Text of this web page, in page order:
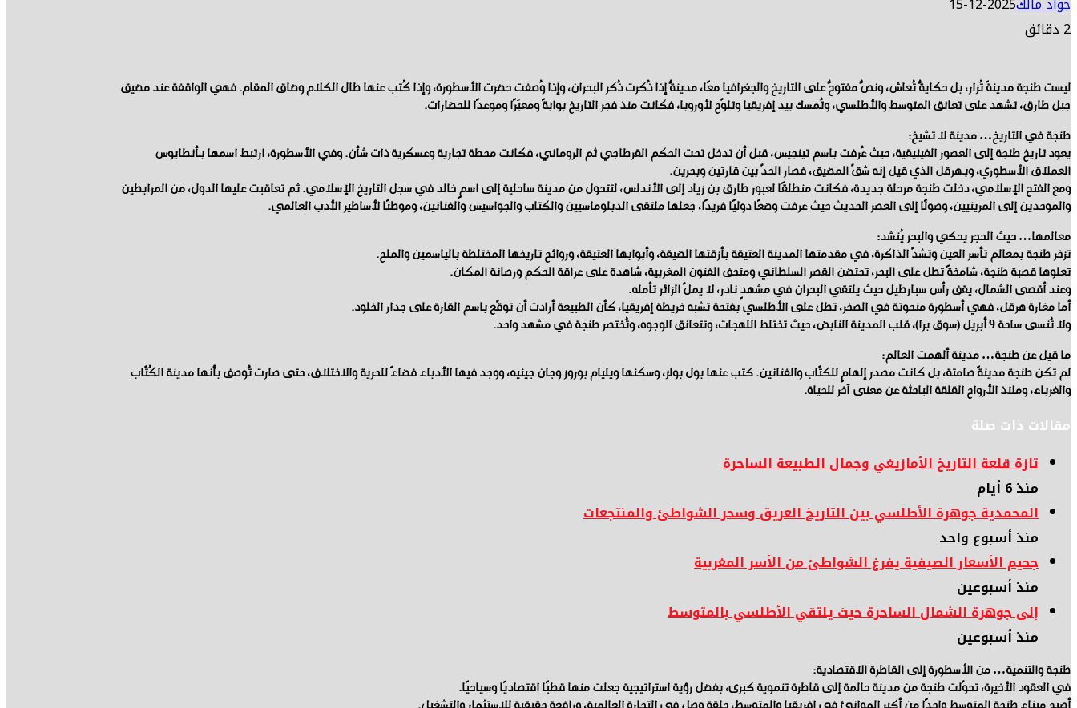
2 دقائق
ليست طنجة مدينةً تُزار، بل حكايةٌ تُعاش، ونصٌّ مفتوحٌ على التاريخ والجغرافيا معًا، مدينةٌ إذا ذُكرت ذُكر البحران، وإذا وُصفت حضرت الأسطورة، وإذا كُتب عنها طال الكلام وضاق المقام. فهي الواقفة عند مضيق
جبل طارق، تشهد على تعانق المتوسط والأطلسي، وتُمسك بيد إفريقيا وتلوّح لأوروبا، فكانت منذ فجر التاريخ بوابةً ومعبَرًا وموعدًا للحضارات.
طنجة في التاريخ… مدينة لا تشيخ:
يعود تاريخ طنجة إلى العصور الفينيقية، حيث عُرفت باسم تينجيس، قبل أن تدخل تحت الحكم القرطاجي ثم الروماني، فكانت محطة تجارية وعسكرية ذات شأن. وفي الأسطورة، ارتبط اسمها بـأنطايوس
العملاق الأسطوري، وبـهرقل الذي قيل إنه شقّ المضيق، فصار الحدّ بين قارتين وبحرين.
ومع الفتح الإسلامي، دخلت طنجة مرحلة جديدة، فكانت منطلقًا لعبور طارق بن زياد إلى الأندلس، لتتحول من مدينة ساحلية إلى اسمٍ خالد في سجل التاريخ الإسلامي. ثم تعاقبت عليها الدول، من المرابطين
والموحدين إلى المرينيين، وصولًا إلى العصر الحديث حيث عرفت وضعًا دوليًا فريدًا، جعلها ملتقى الدبلوماسيين والكتاب والجواسيس والفنانين، وموطنًا لأساطير الأدب العالمي.
معالمها… حيث الحجر يحكي والبحر يُنشد:
تزخر طنجة بمعالم تأسر العين وتشدّ الذاكرة، في مقدمتها المدينة العتيقة بأزقتها الضيقة، وأبوابها العتيقة، وروائح تاريخها المختلطة بالياسمين والملح.
تعلوها قصبة طنجة، شامخةً تطل على البحر، تحتضن القصر السلطاني ومتحف الفنون المغربية، شاهدة على عراقة الحكم ورصانة المكان.
وعند أقصى الشمال، يقف رأس سبارطيل حيث يلتقي البحران في مشهدٍ نادر، لا يملّ الزائر تأمله.
أما مغارة هرقل، فهي أسطورة منحوتة في الصخر، تطل على الأطلسي بفتحة تشبه خريطة إفريقيا، كأن الطبيعة أرادت أن توقّع باسم القارة على جدار الخلود.
ولا تُنسى ساحة 9 أبريل (سوق برا)، قلب المدينة النابض، حيث تختلط اللهجات، وتتعانق الوجوه، وتُختصر طنجة في مشهد واحد.
ما قيل عن طنجة… مدينة ألهمت العالم:
لم تكن طنجة مدينةً صامتة، بل كانت مصدر إلهامٍ للكتّاب والفنانين. كتب عنها بول بولز، وسكنها ويليام بوروز وجان جينيه، ووجد فيها الأدباء فضاءً للحرية والاختلاف، حتى صارت تُوصف بأنها مدينة الكُتّاب
والغرباء، وملاذ الأرواح القلقة الباحثة عن معنى آخر للحياة.
مقالات ذات صلة
تازة قلعة التاريخ الأمازيغي وجمال الطبيعة الساحرة
منذ 6 أيام
المحمدية جوهرة الأطلسي بين التاريخ العريق وسحر الشواطئ والمنتجعات
منذ أسبوع واحد
جحيم الأسعار الصيفية يفرغ الشواطئ من الأسر المغربية
منذ أسبوعين
إلى جوهرة الشمال الساحرة حيث يلتقي الأطلسي بالمتوسط
منذ أسبوعين
طنجة والتنمية… من الأسطورة إلى القاطرة الاقتصادية:
في العقود الأخيرة، تحوّلت طنجة من مدينة حالمة إلى قاطرة تنموية كبرى، بفضل رؤية استراتيجية جعلت منها قطبًا اقتصاديًا وسياحيًا.